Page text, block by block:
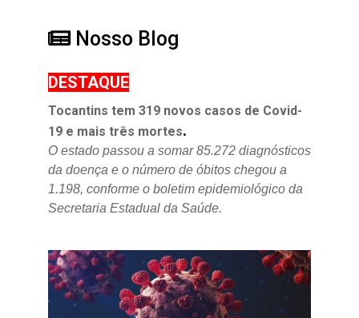
Nosso Blog
DESTAQUE
Tocantins tem 319 novos casos de Covid-
19 e mais três mortes.
O estado passou a somar 85.272 diagnósticos
da doença e o número de óbitos chegou a
1.198, conforme o boletim epidemiológico da
Secretaria Estadual da Saúde.